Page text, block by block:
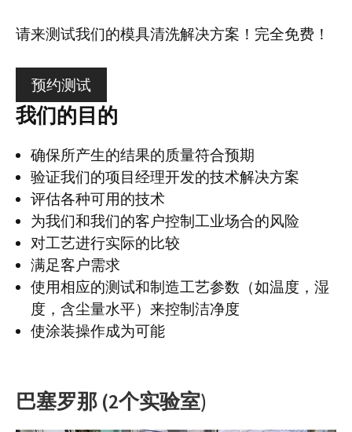
请来测试我们的模具清洗解决方案！完全免费！
预约测试
我们的目的
确保所产生的结果的质量符合预期
验证我们的项目经理开发的技术解决方案
评估各种可用的技术
为我们和我们的客户控制工业场合的风险
对工艺进行实际的比较
满足客户需求
使用相应的测试和制造工艺参数（如温度，湿
度，含尘量水平）来控制洁净度
使涂装操作成为可能
巴塞罗那 (2个实验室)